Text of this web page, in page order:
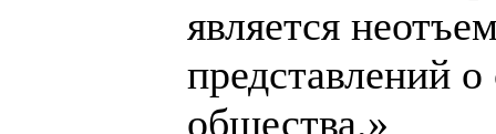
является
представлений
общества.»